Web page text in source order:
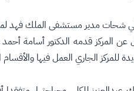
مدير مستشفى الملك فهد
المركز قدمه الدكتور أسامة
الجاري العمل فيها والأقسام